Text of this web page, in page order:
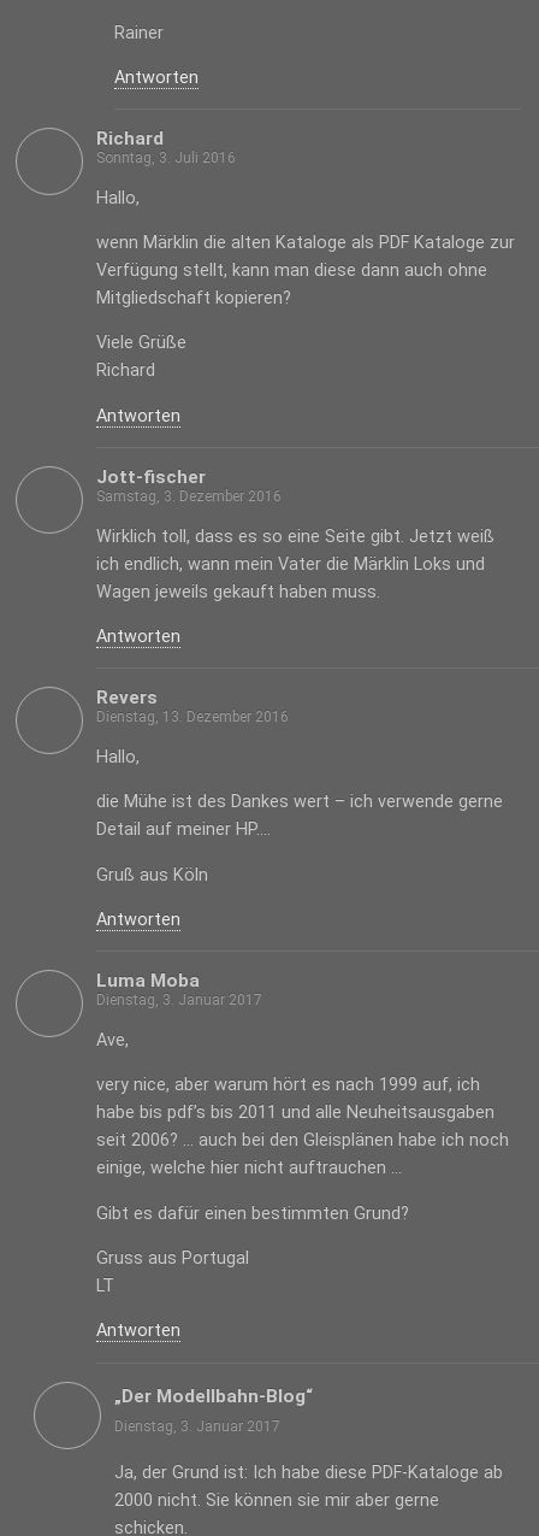
Rainer
Antworten
Richard
Sonntag, 3. Juli 2016
Hallo,
wenn Märklin die alten Kataloge als PDF Kataloge zur
Verfügung stellt, kann man diese dann auch ohne
Mitgliedschaft kopieren?
Viele Grüße
Richard
Antworten
Jott-fischer
Samstag, 3. Dezember 2016
Wirklich toll, dass es so eine Seite gibt. Jetzt weiß
ich endlich, wann mein Vater die Märklin Loks und
Wagen jeweils gekauft haben muss.
Antworten
Revers
Dienstag, 13. Dezember 2016
Hallo,
die Mühe ist des Dankes wert – ich verwende gerne
Detail auf meiner HP….
Gruß aus Köln
Antworten
Luma Moba
Dienstag, 3. Januar 2017
Ave,
very nice, aber warum hört es nach 1999 auf, ich
habe bis pdf’s bis 2011 und alle Neuheitsausgaben
seit 2006? … auch bei den Gleisplänen habe ich noch
einige, welche hier nicht auftrauchen …
Gibt es dafür einen bestimmten Grund?
Gruss aus Portugal
LT
Antworten
„Der Modellbahn-Blog“
Dienstag, 3. Januar 2017
Ja, der Grund ist: Ich habe diese PDF-Kataloge ab
2000 nicht. Sie können sie mir aber gerne
schicken.